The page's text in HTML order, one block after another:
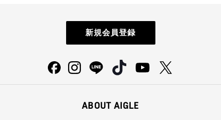
新規会員登録
ABOUT AIGLE